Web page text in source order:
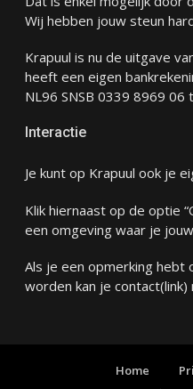
Wij hebben jouw steun
Krapuul is nu de uitgave
heeft een eigen
NL96 SNSB 0339 8969 06
Interactie
Je kunt op Krapuul ook je
Klik hiernaast op de optie
een omgeving waar je
Als je een opmerking
worden kan je contact(link)
Home